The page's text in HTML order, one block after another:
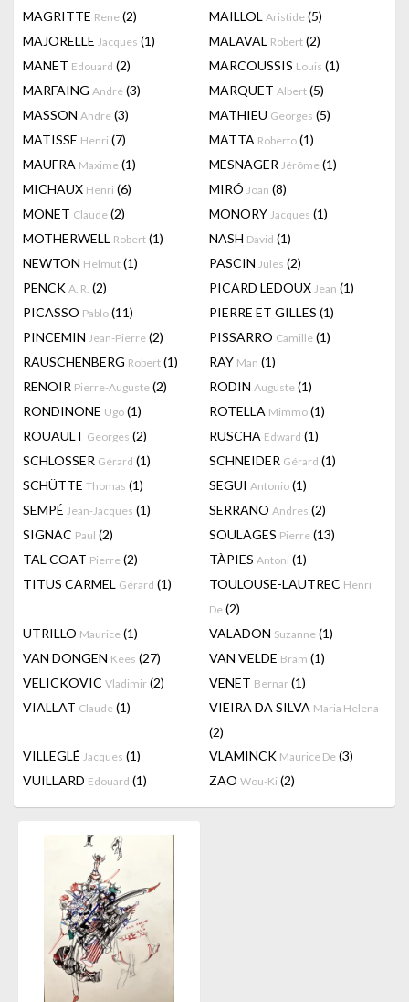
MAGRITTE Rene (2) MAILLOL Aristide (5)
MAJORELLE Jacques (1) MALAVAL Robert (2)
MANET Edouard (2) MARCOUSSIS Louis (1)
MARFAING André (3) MARQUET Albert (5)
MASSON Andre (3) MATHIEU Georges (5)
MATISSE Henri (7) MATTA Roberto (1)
MAUFRA Maxime (1) MESNAGER Jérôme (1)
MICHAUX Henri (6) MIRÓ Joan (8)
MONET Claude (2) MONORY Jacques (1)
MOTHERWELL Robert (1) NASH David (1)
NEWTON Helmut (1) PASCIN Jules (2)
PENCK A. R. (2) PICARD LEDOUX Jean (1)
PICASSO Pablo (11) PIERRE ET GILLES (1)
PINCEMIN Jean-Pierre (2) PISSARRO Camille (1)
RAUSCHENBERG Robert (1) RAY Man (1)
RENOIR Pierre-Auguste (2) RODIN Auguste (1)
RONDINONE Ugo (1) ROTELLA Mimmo (1)
ROUAULT Georges (2) RUSCHA Edward (1)
SCHLOSSER Gérard (1) SCHNEIDER Gérard (1)
SCHÜTTE Thomas (1) SEGUI Antonio (1)
SEMPÉ Jean-Jacques (1) SERRANO Andres (2)
SIGNAC Paul (2) SOULAGES Pierre (13)
TAL COAT Pierre (2) TÀPIES Antoni (1)
TITUS CARMEL Gérard (1) TOULOUSE-LAUTREC Henri
De (2)
UTRILLO Maurice (1) VALADON Suzanne (1)
VAN DONGEN Kees (27) VAN VELDE Bram (1)
VELICKOVIC Vladimir (2) VENET Bernar (1)
VIALLAT Claude (1) VIEIRA DA SILVA Maria Helena
(2)
VILLEGLÉ Jacques (1) VLAMINCK Maurice De (3)
VUILLARD Edouard (1) ZAO Wou-Ki (2)